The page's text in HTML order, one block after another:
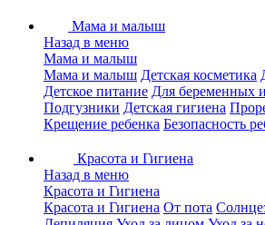
Мама и малыш
Назад в меню
Мама и малыш
Мама и малыш Детская косметика
Детское питание Для беременных
Подгузники Детская гигиена
Крещение ребенка Безопасность
Красота и Гигиена
Назад в меню
Красота и Гигиена
Красота и Гигиена От пота